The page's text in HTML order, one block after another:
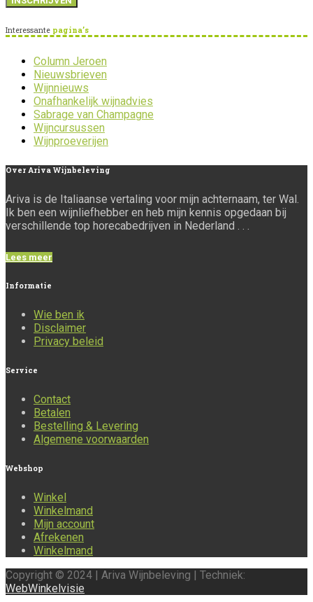
Interessante pagina’s
Column Jeroen
Nieuwsbrieven
Wijnnieuws
Onafhankelijk wijnadvies
Sabrage van Champagne
Wijncursussen
Wijnproeverijen
Over Ariva Wijnbeleving
Ariva is de Italiaanse vertaling voor mijn achternaam, ter Wal.
Ik ben een wijnliefhebber en heb mijn kennis opgedaan bij
verschillende top horecabedrijven in Nederland . . .
Lees meer
Informatie
Wie ben ik
Disclaimer
Privacy beleid
Service
Contact
Betalen
Bestelling & Levering
Algemene voorwaarden
Webshop
Winkel
Winkelmand
Mijn account
Afrekenen
Winkelmand
Copyright © 2024 | Ariva Wijnbeleving | Techniek:
WebWinkelvisie